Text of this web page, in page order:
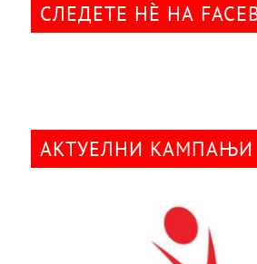
СЛЕДЕТЕ НÈ НА
АКТУЕЛНИ КАМПАЊИ